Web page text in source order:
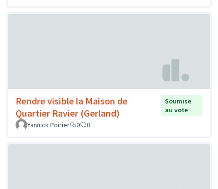
Rendre visible la Maison de
Quartier Ravier (Gerland)
Soumise
au vote
Yannick Poirier
0 0